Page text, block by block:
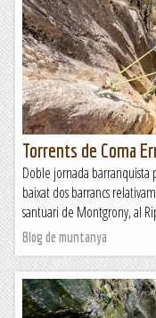
Torrents de Coma
Doble jornada
baixat dos barrancs
santuari de Montgrony, al
Blog de muntanya